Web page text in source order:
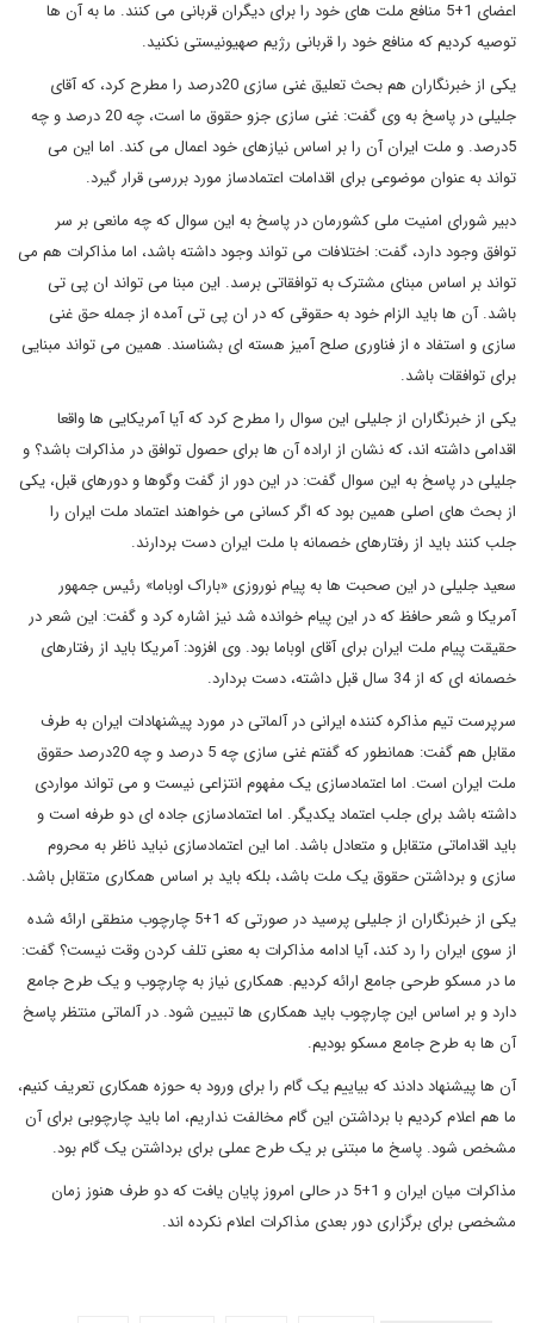
اعضای 1+5 منافع ملت های خود را برای دیگران قربانی می کنند. ما به آن ها
توصیه کردیم که منافع خود را قربانی رژیم صهیونیستی نکنید.
یکی از خبرنگاران هم بحث تعلیق غنی سازی 20درصد را مطرح کرد، که آقای
جلیلی در پاسخ به وی گفت: غنی سازی جزو حقوق ما است، چه 20 درصد و چه
5درصد. و ملت ایران آن را بر اساس نیازهای خود اعمال می کند. اما این می
تواند به عنوان موضوعی برای اقدامات اعتمادساز مورد بررسی قرار گیرد.
دبیر شورای امنیت ملی کشورمان در پاسخ به این سوال که چه مانعی بر سر
توافق وجود دارد، گفت: اختلافات می تواند وجود داشته باشد، اما مذاکرات هم می
تواند بر اساس مبنای مشترک به توافقاتی برسد. این مبنا می تواند ان پی تی
باشد. آن ها باید الزام خود به حقوقی که در ان پی تی آمده از جمله حق غنی
سازی و استفاد ه از فناوری صلح آمیز هسته ای بشناسند. همین می تواند مبنایی
برای توافقات باشد.
یکی از خبرنگاران از جلیلی این سوال را مطرح کرد که آیا آمریکایی ها واقعا
اقدامی داشته اند، که نشان از اراده آن ها برای حصول توافق در مذاکرات باشد؟ و
جلیلی در پاسخ به این سوال گفت: در این دور از گفت وگوها و دورهای قبل، یکی
از بحث های اصلی همین بود که اگر کسانی می خواهند اعتماد ملت ایران را
جلب کنند باید از رفتارهای خصمانه با ملت ایران دست بردارند.
سعید جلیلی در این صحبت ها به پیام نوروزی «باراک اوباما» رئیس جمهور
آمریکا و شعر حافظ که در این پیام خوانده شد نیز اشاره کرد و گفت: این شعر در
حقیقت پیام ملت ایران برای آقای اوباما بود. وی افزود: آمریکا باید از رفتارهای
خصمانه ای که از 34 سال قبل داشته، دست بردارد.
سرپرست تیم مذاکره کننده ایرانی در آلماتی در مورد پیشنهادات ایران به طرف
مقابل هم گفت: همانطور که گفتم غنی سازی چه 5 درصد و چه 20درصد حقوق
ملت ایران است. اما اعتمادسازی یک مفهوم انتزاعی نیست و می تواند مواردی
داشته باشد برای جلب اعتماد یکدیگر. اما اعتمادسازی جاده ای دو طرفه است و
باید اقداماتی متقابل و متعادل باشد. اما این اعتمادسازی نباید ناظر به محروم
سازی و برداشتن حقوق یک ملت باشد، بلکه باید بر اساس همکاری متقابل باشد.
یکی از خبرنگاران از جلیلی پرسید در صورتی که 1+5 چارچوب منطقی ارائه شده
از سوی ایران را رد کند، آیا ادامه مذاکرات به معنی تلف کردن وقت نیست؟ گفت:
ما در مسکو طرحی جامع ارائه کردیم. همکاری نیاز به چارچوب و یک طرح جامع
دارد و بر اساس این چارچوب باید همکاری ها تبیین شود. در آلماتی منتظر پاسخ
آن ها به طرح جامع مسکو بودیم.
آن ها پیشنهاد دادند که بیاییم یک گام را برای ورود به حوزه همکاری تعریف کنیم،
ما هم اعلام کردیم با برداشتن این گام مخالفت نداریم، اما باید چارچوبی برای آن
مشخص شود. پاسخ ما مبتنی بر یک طرح عملی برای برداشتن یک گام بود.
مذاکرات میان ایران و 1+5 در حالی امروز پایان یافت که دو طرف هنوز زمان
مشخصی برای برگزاری دور بعدی مذاکرات اعلام نکرده اند.